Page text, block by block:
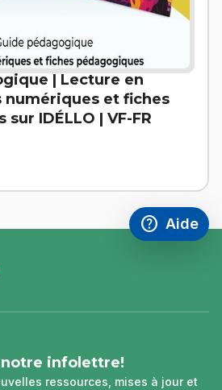
| Lecture en
numériques et fiches
IDÉLLO | VF-FR
help
Accéder à
Aide
,Ce lien
notre infolettre!
ressources, mises à jour et